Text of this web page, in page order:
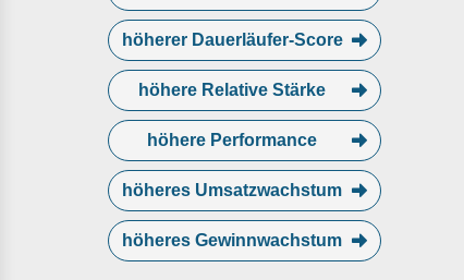
höherer Dauerläufer-Score
höhere Relative Stärke
höhere Performance
höheres Umsatzwachstum
höheres Gewinnwachstum